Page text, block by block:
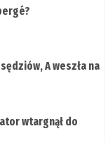
A weszła na
wtargnął do